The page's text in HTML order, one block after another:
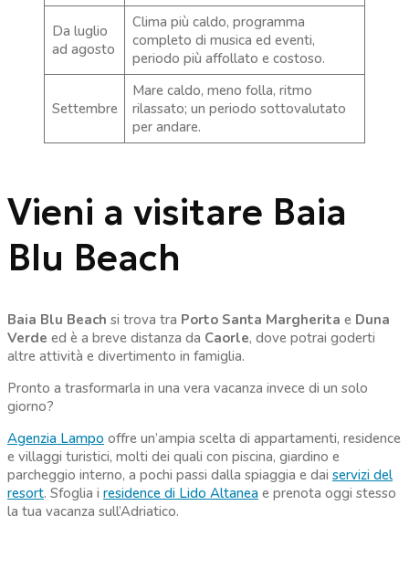
Da luglio
ad agosto
Clima più caldo, programma
completo di musica ed eventi,
periodo più affollato e costoso.
Settembre
Mare caldo, meno folla, ritmo
rilassato; un periodo sottovalutato
per andare.
Vieni a visitare Baia
Blu Beach
Baia Blu Beach si trova tra Porto Santa Margherita e Duna
Verde ed è a breve distanza da Caorle, dove potrai goderti
altre attività e divertimento in famiglia.
Pronto a trasformarla in una vera vacanza invece di un solo
giorno?
Agenzia Lampo offre un’ampia scelta di appartamenti, residence
e villaggi turistici, molti dei quali con piscina, giardino e
parcheggio interno, a pochi passi dalla spiaggia e dai servizi del
resort. Sfoglia i residence di Lido Altanea e prenota oggi stesso
la tua vacanza sull’Adriatico.